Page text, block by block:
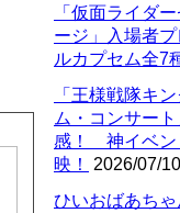
「仮面ライダ
ージ」入場者
ルカプセム全7
「王様戦隊キ
ム・コンサー
感！ 神イベン
映！
2026/07/10
ひいおばあち